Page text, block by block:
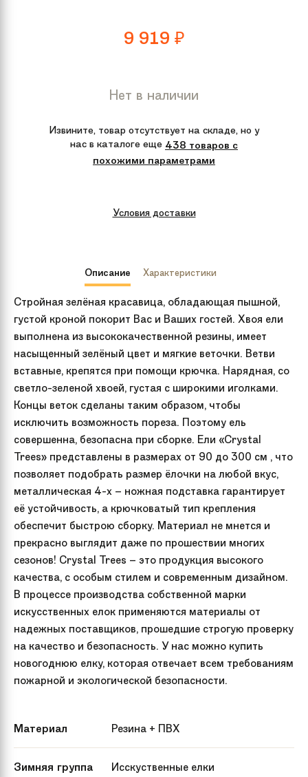
9 919 ₽
Нет в наличии
Извините, товар отсутствует на складе, но у
нас в каталоге еще 438 товаров с
похожими параметрами
Условия доставки
Описание Характеристики
Стройная зелёная красавица, обладающая пышной,
густой кроной покорит Вас и Ваших гостей. Хвоя ели
выполнена из высококачественной резины, имеет
насыщенный зелёный цвет и мягкие веточки. Ветви
вставные, крепятся при помощи крючка. Нарядная, со
светло-зеленой хвоей, густая с широкими иголками.
Концы веток сделаны таким образом, чтобы
исключить возможность пореза. Поэтому ель
совершенна, безопасна при сборке. Ели «Crystal
Trees» представлены в размерах от 90 до 300 см , что
позволяет подобрать размер ёлочки на любой вкус,
металлическая 4-х – ножная подставка гарантирует
её устойчивость, а крючковатый тип крепления
обеспечит быстрою сборку. Материал не мнется и
прекрасно выглядит даже по прошествии многих
сезонов! Crystal Trees – это продукция высокого
качества, с особым стилем и современным дизайном.
В процессе производства собственной марки
искусственных елок применяются материалы от
надежных поставщиков, прошедшие строгую проверку
на качество и безопасность. У нас можно купить
новогоднюю елку, которая отвечает всем требованиям
пожарной и экологической безопасности.
Материал Резина + ПВХ
Зимняя группа Исскуственные елки